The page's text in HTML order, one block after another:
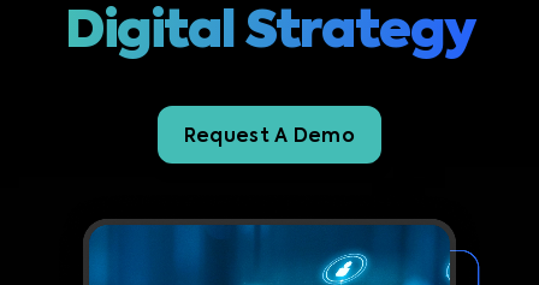
Digital Strategy
Request A Demo